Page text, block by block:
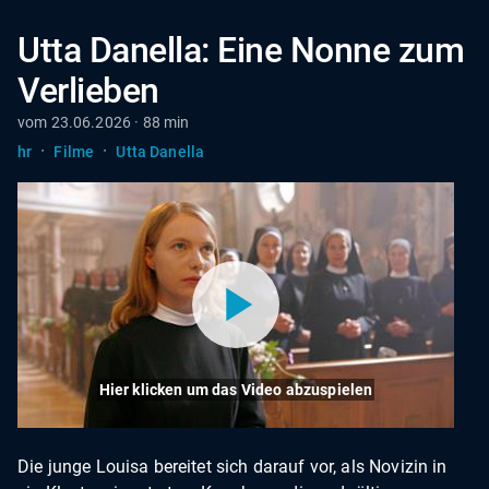
Utta Danella: Eine Nonne zum
Verlieben
vom 23.06.2026 · 88 min
hr · Filme · Utta Danella
Hier klicken um das Video abzuspielen
Die junge Louisa bereitet sich darauf vor, als Novizin in